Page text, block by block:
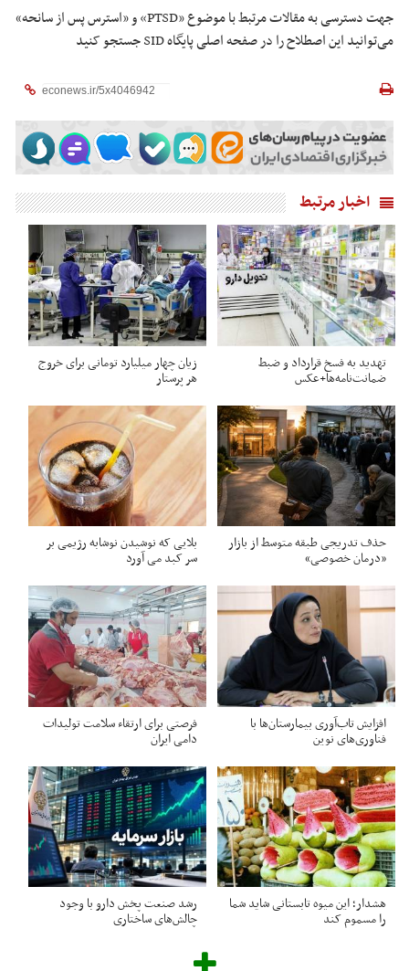
جهت دسترسی به مقالات مرتبط با موضوع «PTSD» و «استرس پس از سانحه»
می‌توانید این اصطلاح را در صفحه اصلی پایگاه SID جستجو کنید
اخبار مرتبط
تهدید به فسخ قرارداد و ضبط
ضمانت‌نامه‌ها+عکس
زیان چهار میلیارد تومانی برای خروج
هر پرستار
حذف تدریجی طبقه متوسط از بازار
«درمان خصوصی»
بلایی که نوشیدن نوشابه رژیمی بر
سر کبد می آورد
افزایش تاب‌آوری بیمارستان‌ها با
فناوری‌های نوین
فرصتی برای ارتقاء سلامت تولیدات
دامی ایران
هشدار؛ این میوه تابستانی شاید شما
را مسموم کند
رشد صنعت پخش دارو با وجود
چالش‌های ساختاری